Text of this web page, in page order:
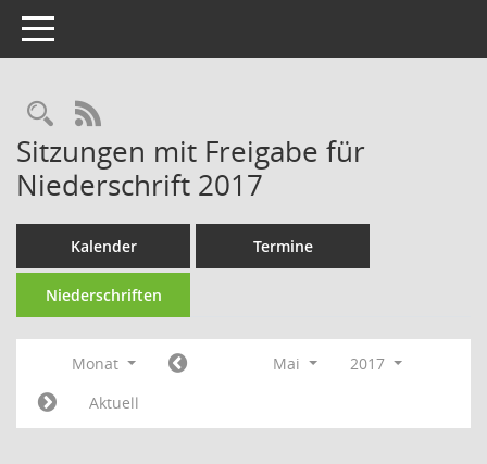
Toggle navigation
Rechercheauswahl
RSS-Feed
Sitzungen mit Freigabe für
Niederschrift 2017
Kalender Termine
Niederschriften
Monat Mai
2017
Aktuell